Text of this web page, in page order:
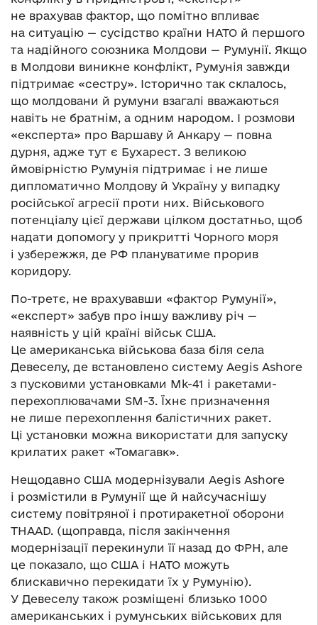
не врахував фактор, що помітно впливає
на ситуацію — сусідство країни НАТО й першого
та надійного союзника Молдови — Румунії. Якщо
в Молдови виникне конфлікт, Румунія завжди
підтримає «сестру». Історично так склалось,
що молдовани й румуни взагалі вважаються
навіть не братнім, а одним народом. І розмови
«експерта» про Варшаву й Анкару — повна
дурня, адже тут є Бухарест. З великою
ймовірністю Румунія підтримає і не лише
дипломатично Молдову й Україну у випадку
російської агресії проти них. Військового
потенціалу цієї держави цілком достатньо, щоб
надати допомогу у прикритті Чорного моря
і узбережжя, де РФ плануватиме прорив
коридору.
По-третє, не врахувавши «фактор Румунії»,
«експерт» забув про іншу важливу річ —
наявність у цій країні військ США.
Це американська військова база біля села
Девеселу, де встановлено систему Aegis Ashore
з пусковими установками Mk-41 і ракетами-
перехоплювачами SM-3. Їхнє призначення
не лише перехоплення балістичних ракет.
Ці установки можна використати для запуску
крилатих ракет «Томагавк».
Нещодавно США модернізували Aegis Ashore
і розмістили в Румунії ще й найсучаснішу
систему повітряної і протиракетної оборони
THAAD. (щоправда, після закінчення
модернізації перекинули її назад до ФРН, але
це показало, що США і НАТО можуть
блискавично перекидати їх у Румунію).
У Девеселу також розміщені близько 1000
американських і румунських військових для